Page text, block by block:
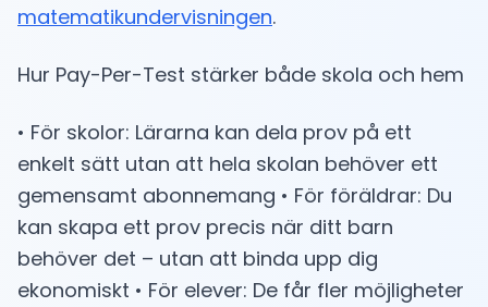
matematikundervisningen.
Hur Pay-Per-Test stärker både skola och hem
• För skolor: Lärarna kan dela prov på ett
enkelt sätt utan att hela skolan behöver ett
gemensamt abonnemang • För föräldrar: Du
kan skapa ett prov precis när ditt barn
behöver det – utan att binda upp dig
ekonomiskt • För elever: De får fler möjligheter